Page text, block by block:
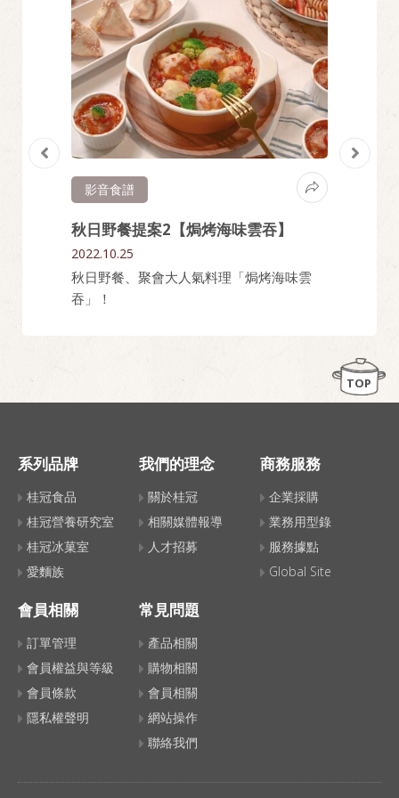
影音食譜
秋日野餐提案2【焗烤海味雲吞】
2022.10.25
秋日野餐、聚會大人氣料理「焗烤海味雲
吞」！
TOP
系列品牌
桂冠食品
桂冠營養研究室
桂冠冰菓室
愛麵族
我們的理念
關於桂冠
相關媒體報導
人才招募
商務服務
企業採購
業務用型錄
服務據點
Global Site
會員相關
訂單管理
會員權益與等級
會員條款
隱私權聲明
常見問題
產品相關
購物相關
會員相關
網站操作
聯絡我們